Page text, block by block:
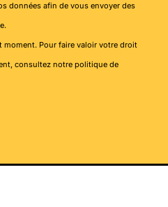
données afin de vous envoyer des
Pour faire valoir votre droit
consultez notre politique de